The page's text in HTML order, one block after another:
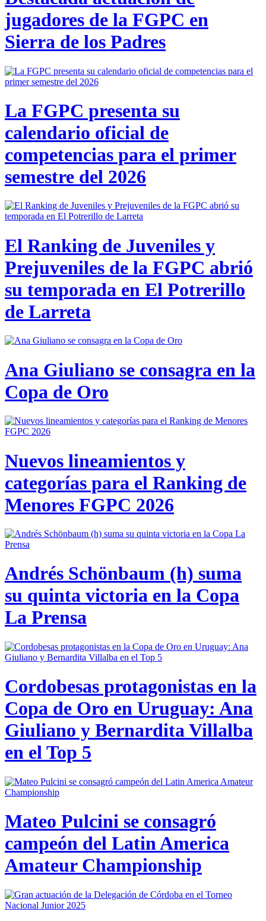
jugadores de la FGPC en
Sierra de los Padres
La FGPC presenta su
calendario oficial de
competencias para el primer
semestre del 2026
El Ranking de Juveniles y
Prejuveniles de la FGPC abrió
su temporada en El Potrerillo
de Larreta
Ana Giuliano se consagra en la
Copa de Oro
Nuevos lineamientos y
categorías para el Ranking de
Menores FGPC 2026
Andrés Schönbaum (h) suma
su quinta victoria en la Copa
La Prensa
Cordobesas protagonistas en la
Copa de Oro en Uruguay: Ana
Giuliano y Bernardita Villalba
en el Top 5
Mateo Pulcini se consagró
campeón del Latin America
Amateur Championship